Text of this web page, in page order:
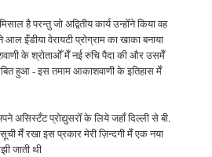
है परन्तु जो अद्वितीय कार्य उन्होँने किया वह
इँडीया वेरायटी प्रोग्राम का खाका बनाया
के श्रोताओँ मेँ नई रुचि पैदा की और उसमेँ
हुआ - इस तमाम आकाशवाणी के इतिहास मेँ
असिस्टँट प्रोद्युसरोँ के लिये जहाँ दिल्ली से बी.
मेँ रखा इस प्रकार मेरी ज़िन्दगी मेँ एक नया
जाती थी